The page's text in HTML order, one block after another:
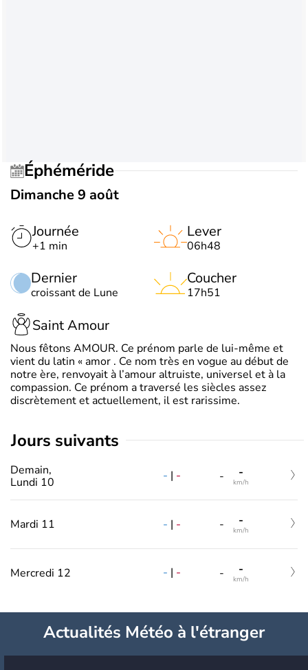
Éphéméride
Dimanche 9 août
Journée
+1 min
Dernier
croissant de Lune
Lever
06h48
Coucher
17h51
Saint Amour
Nous fêtons AMOUR. Ce prénom parle de lui-même et
vient du latin « amor . Ce nom très en vogue au début de
notre ère, renvoyait à l’amour altruiste, universel et à la
compassion. Ce prénom a traversé les siècles assez
discrètement et actuellement, il est rarissime.
jours suivants
Demain,
Lundi 10
- | - - -
km/h
Mardi 11 - | - - -
km/h
Mercredi 12 - | - - -
km/h
Actualités Météo à l'étranger